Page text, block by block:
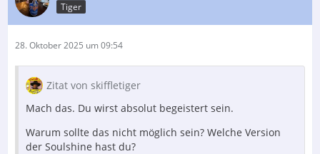
Tiger
28. Oktober 2025 um 09:54
Zitat von skiffletiger
Mach das. Du wirst absolut begeistert sein.
Warum sollte das nicht möglich sein? Welche Version
der Soulshine hast du?